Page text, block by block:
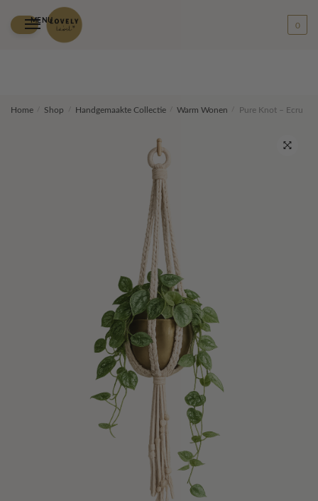
MENU
0
Home Shop Handgemaakte Collectie Warm Wonen / Pure Knot – Ecru